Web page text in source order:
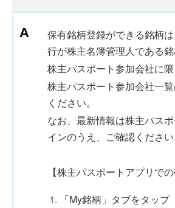
保有銘柄登録ができる銘柄
行が株主名簿管理人である銘
株主パスポート参加会社に限
株主パスポート参加会社一
ください。
なお、最新情報は株主パス
インのうえ、ご確認ください
【株主パスポートアプリでの
「My銘柄」タブをタップ